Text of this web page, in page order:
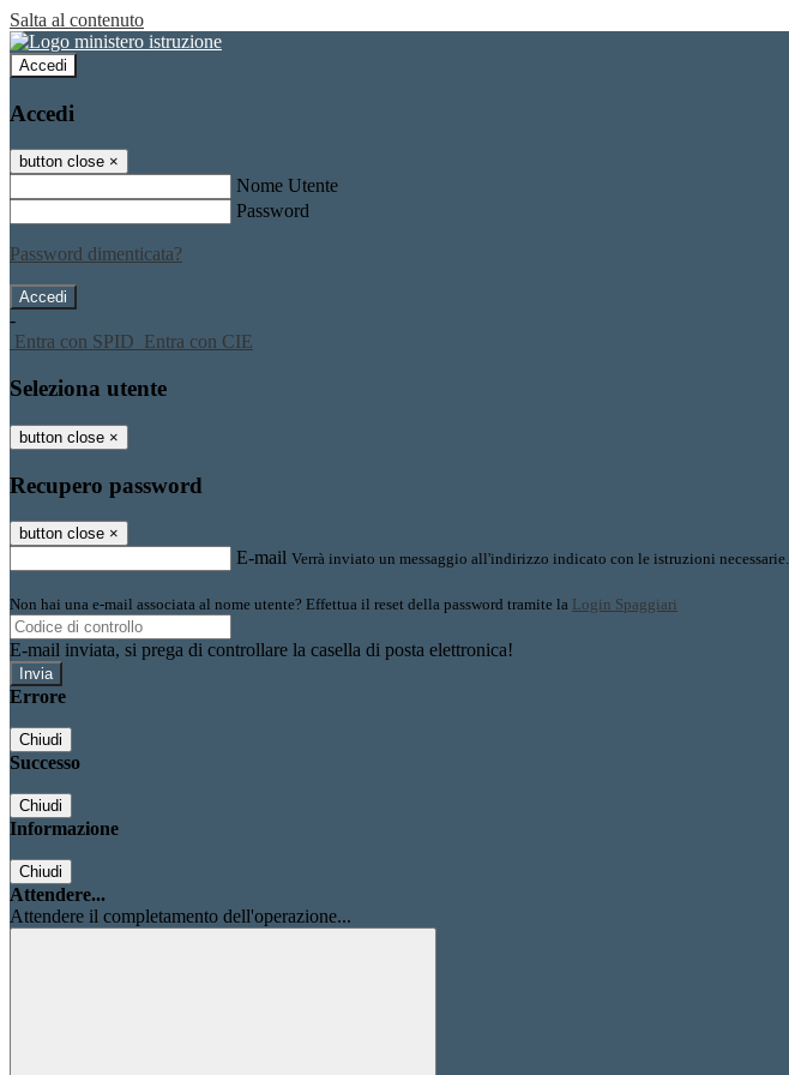
Salta al contenuto
Accedi
Accedi
button close ×
Nome Utente
Password
Password dimenticata?
-
Entra con SPID Entra con CIE
Seleziona utente
button close ×
Recupero password
button close ×
E-mail Verrà inviato un messaggio all'indirizzo indicato con le istruzioni necessarie.
Non hai una e-mail associata al nome utente? Effettua il reset della password tramite la Login Spaggiari
E-mail inviata, si prega di controllare la casella di posta elettronica!
Errore
Chiudi
Successo
Chiudi
Informazione
Chiudi
Attendere...
Attendere il completamento dell'operazione...